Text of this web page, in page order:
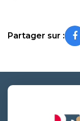
Partager sur :